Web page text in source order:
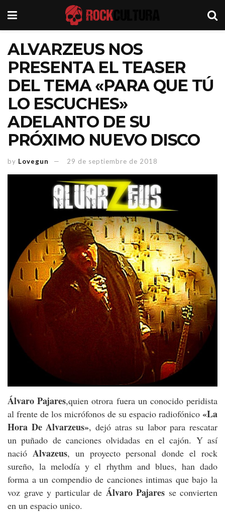
ALVARZEUS NOS
PRESENTA EL TEASER
DEL TEMA «PARA QUE TÚ
LO ESCUCHES»
ADELANTO DE SU
PRÓXIMO NUEVO DISCO
by Lovegun 29 de septiembre de 2018
Álvaro Pajares,quien otrora fuera un conocido peridista
al frente de los micrófonos de su espacio radiofónico «La
Hora De Alvarzeus», dejó atras su labor para rescatar
un puñado de canciones olvidadas en el cajón. Y así
nació Alvazeus, un proyecto personal donde el rock
sureño, la melodía y el rhythm and blues, han dado
forma a un compendio de canciones intimas que bajo la
voz grave y particular de Álvaro Pajares se convierten
en un espacio unico.